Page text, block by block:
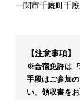
一関市千廐町千
【注意事項】
※合宿免許は
手段はご参加
い。領収書をお